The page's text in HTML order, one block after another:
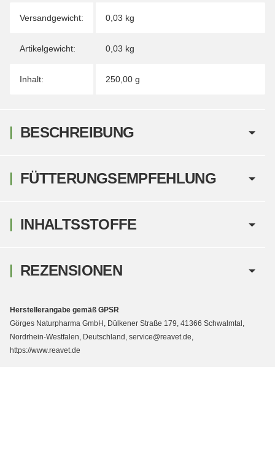
Versandgewicht: 0,03 kg
Artikelgewicht: 0,03 kg
Inhalt: 250,00 g
BESCHREIBUNG
FÜTTERUNGSEMPFEHLUNG
INHALTSSTOFFE
REZENSIONEN
Herstellerangabe gemäß GPSR
Görges Naturpharma GmbH, Dülkener Straße 179, 41366 Schwalmtal,
Nordrhein-Westfalen, Deutschland, service@reavet.de,
https://www.reavet.de